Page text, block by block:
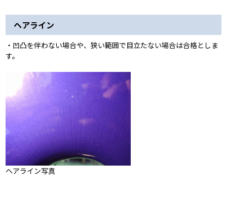
ヘアライン
・凹凸を伴わない場合や、狭い範囲で目立たない場合は合格としま
す。
ヘアライン写真